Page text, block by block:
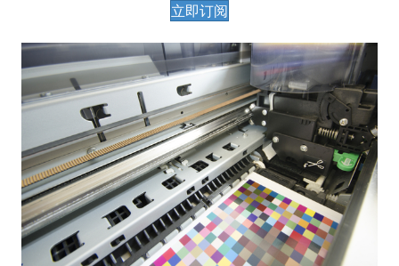
立即订阅